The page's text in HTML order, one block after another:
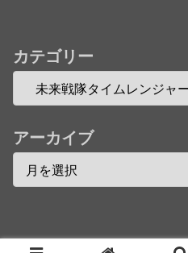
カテゴリー
アーカイブ